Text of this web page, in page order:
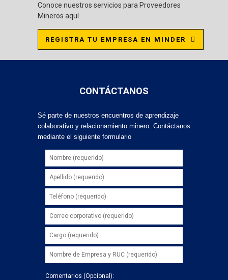
Conoce nuestros servicios para Proveedores
Mineros aquí
REGISTRA TU EMPRESA EN MINDER
CONTÁCTANOS
Sé parte de nuestros encuentros de aprendizaje
colaborativo y relacionamiento minero. Contáctanos
mediante el siguiente formulario
Comentarios (Opcional):